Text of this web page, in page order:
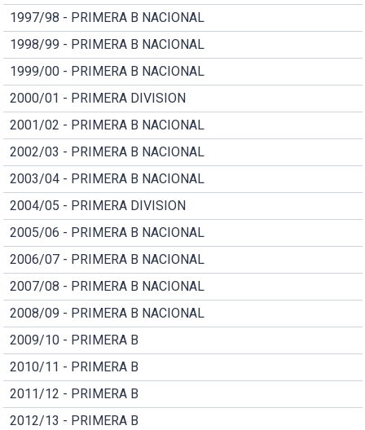
1997/98 - PRIMERA B NACIONAL
1998/99 - PRIMERA B NACIONAL
1999/00 - PRIMERA B NACIONAL
2000/01 - PRIMERA DIVISION
2001/02 - PRIMERA B NACIONAL
2002/03 - PRIMERA B NACIONAL
2003/04 - PRIMERA B NACIONAL
2004/05 - PRIMERA DIVISION
2005/06 - PRIMERA B NACIONAL
2006/07 - PRIMERA B NACIONAL
2007/08 - PRIMERA B NACIONAL
2008/09 - PRIMERA B NACIONAL
2009/10 - PRIMERA B
2010/11 - PRIMERA B
2011/12 - PRIMERA B
2012/13 - PRIMERA B